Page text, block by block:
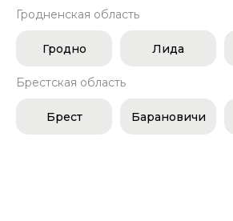
Гродненская область
Гродно Лида
Брестская область
Брест Барановичи